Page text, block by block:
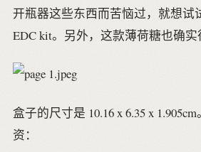
开瓶器这些东西而苦恼过，就想试
EDC kit。另外，这款薄荷糖也确实
盒子的尺寸是 10.16 x 6.35 x
资：